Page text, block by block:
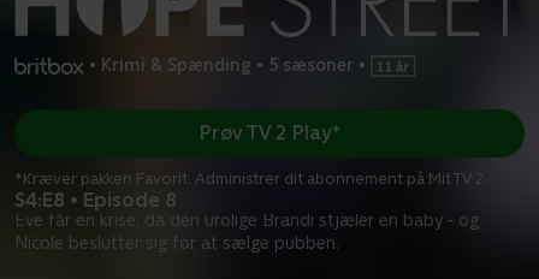
• Krimi & Spænding • 5 sæsoner •
S4:E8 • Episode 8
Eve får en krise, da den urolige Brandi stjæler en baby - og
Nicole beslutter sig for at sælge pubben.
Prøv TV 2 Play*
*Kræver pakken Favorit. Administrer dit abonnement på Mit TV 2.